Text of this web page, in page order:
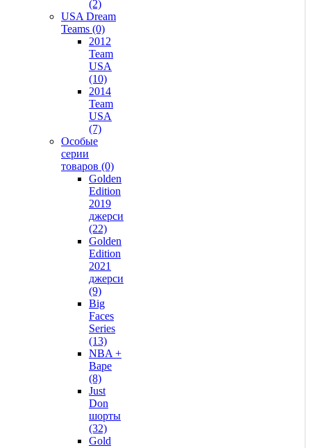
(2)
USA Dream
Teams (0)
2012
Team
USA
(10)
2014
Team
USA
(7)
Особые
серии
товаров (0)
Golden
Edition
2019
джерси
(22)
Golden
Edition
2021
джерси
(9)
Big
Faces
Series
(13)
NBA +
Bape
(8)
Just
Don
шорты
(32)
Gold